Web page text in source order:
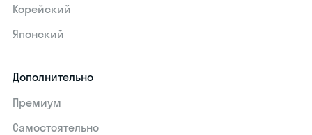
Корейский
Японский
Дополнительно
Премиум
Самостоятельно